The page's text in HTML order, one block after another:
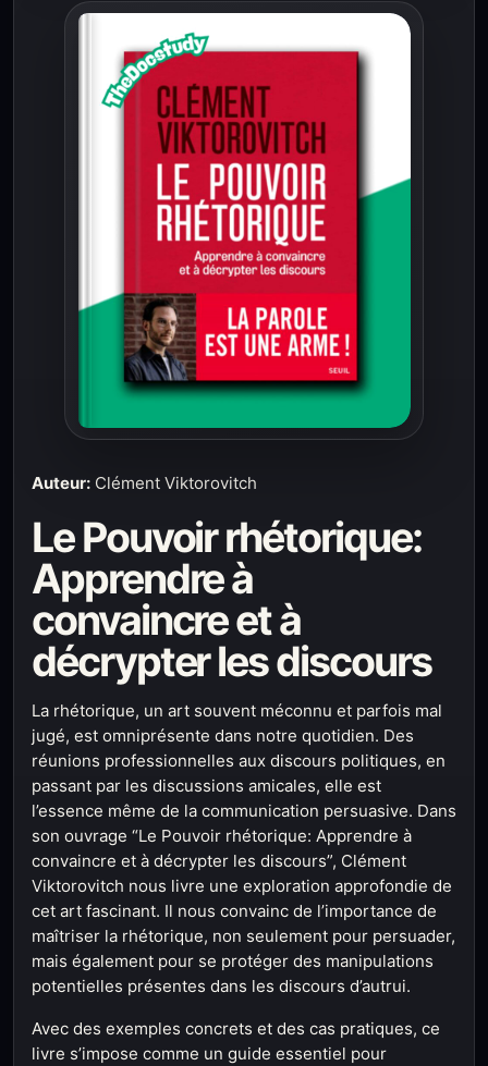
Auteur: Clément Viktorovitch
Le Pouvoir rhétorique:
Apprendre à
convaincre et à
décrypter les discours
La rhétorique, un art souvent méconnu et parfois mal
jugé, est omniprésente dans notre quotidien. Des
réunions professionnelles aux discours politiques, en
passant par les discussions amicales, elle est
l’essence même de la communication persuasive. Dans
son ouvrage “Le Pouvoir rhétorique: Apprendre à
convaincre et à décrypter les discours”, Clément
Viktorovitch nous livre une exploration approfondie de
cet art fascinant. Il nous convainc de l’importance de
maîtriser la rhétorique, non seulement pour persuader,
mais également pour se protéger des manipulations
potentielles présentes dans les discours d’autrui.
Avec des exemples concrets et des cas pratiques, ce
livre s’impose comme un guide essentiel pour